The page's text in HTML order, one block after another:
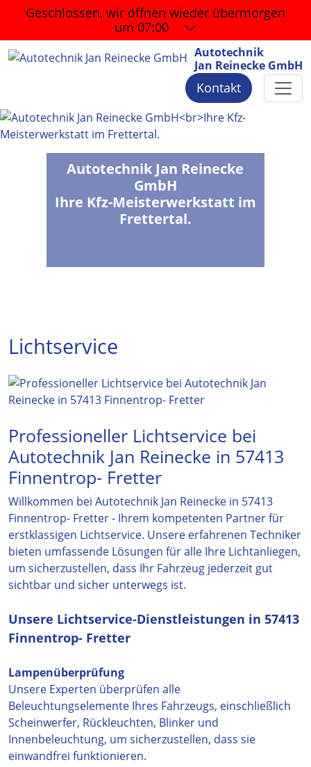
Geschlossen, wir öffnen wieder übermorgen
um 07:00
Autotechnik
Jan Reinecke GmbH
Kontakt
Autotechnik Jan Reinecke
GmbH
Ihre Kfz-Meisterwerkstatt im
Frettertal.
Lichtservice
Professioneller Lichtservice bei
Autotechnik Jan Reinecke in 57413
Finnentrop- Fretter
Willkommen bei Autotechnik Jan Reinecke in 57413
Finnentrop- Fretter - Ihrem kompetenten Partner für
erstklassigen Lichtservice. Unsere erfahrenen Techniker
bieten umfassende Lösungen für alle Ihre Lichtanliegen,
um sicherzustellen, dass Ihr Fahrzeug jederzeit gut
sichtbar und sicher unterwegs ist.
Unsere Lichtservice-Dienstleistungen in 57413
Finnentrop- Fretter
Lampenüberprüfung
Unsere Experten überprüfen alle
Beleuchtungselemente Ihres Fahrzeugs, einschließlich
Scheinwerfer, Rückleuchten, Blinker und
Innenbeleuchtung, um sicherzustellen, dass sie
einwandfrei funktionieren.